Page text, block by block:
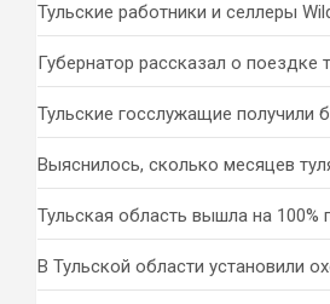
Тульские работники и селлеры
Губернатор рассказал о поездке
Тульские госслужащие получили
Выяснилось, сколько месяцев
Тульская область вышла на 100%
В Тульской области установили